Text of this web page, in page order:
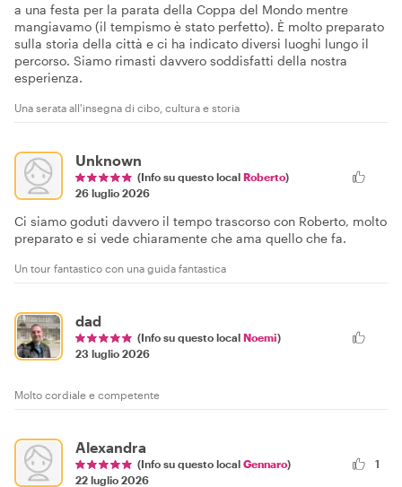
a una festa per la parata della Coppa del Mondo mentre
mangiavamo (il tempismo è stato perfetto). È molto preparato
sulla storia della città e ci ha indicato diversi luoghi lungo il
percorso. Siamo rimasti davvero soddisfatti della nostra
esperienza.
Una serata all'insegna di cibo, cultura e storia
Unknown
(Info su questo local Roberto)
26 luglio 2026
Ci siamo goduti davvero il tempo trascorso con Roberto, molto
preparato e si vede chiaramente che ama quello che fa.
Un tour fantastico con una guida fantastica
dad
(Info su questo local Noemi)
23 luglio 2026
Molto cordiale e competente
Alexandra
(Info su questo local Gennaro)
22 luglio 2026
1